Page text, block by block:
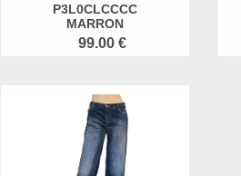
P3L0CLCCCC
MARRON
99.00 €